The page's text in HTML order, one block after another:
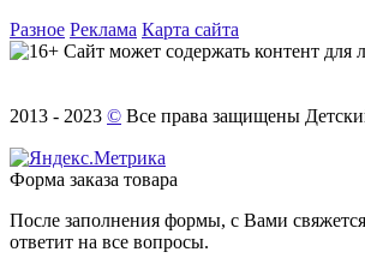
Разное Реклама Карта сайта
Сайт может содержать контент для
2013 - 2023 © Все права защищены
Форма заказа товара
После заполнения формы, с Вами
ответит на все вопросы.